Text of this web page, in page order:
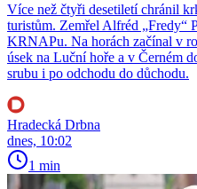
Více než čtyři desetiletí chránil
turistům. Zemřel Alfréd „Fredy“
KRNAPu. Na horách začínal v
úsek na Luční hoře a v Černém
srubu i po odchodu do důchodu.
Hradecká Drbna
dnes, 10:02
1 min